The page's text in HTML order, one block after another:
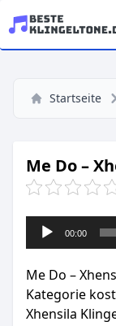
Startseite
Me Do –
Audio-
Player
00:00
Me Do –
Kategorie
Xhensila